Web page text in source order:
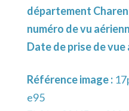
département
numéro de vu
Date de prise de vue
Référence image :
e95